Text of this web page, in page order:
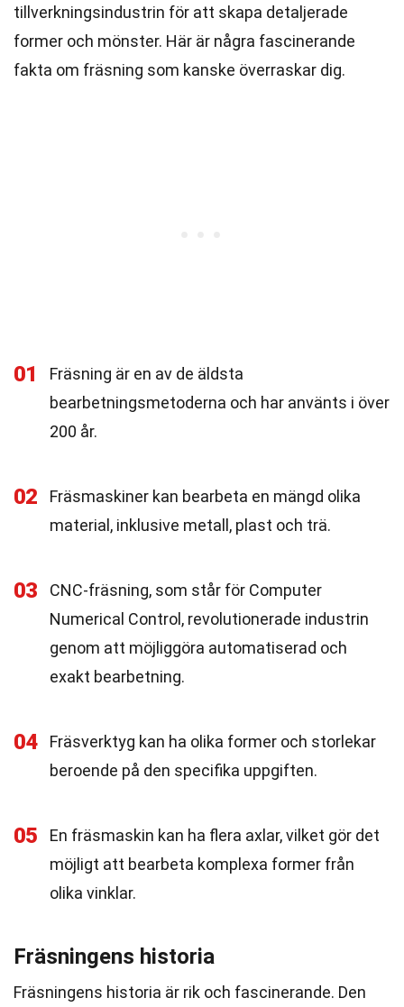
tillverkningsindustrin för att skapa detaljerade
former och mönster. Här är några fascinerande
fakta om fräsning som kanske överraskar dig.
01
Fräsning är en av de äldsta
bearbetningsmetoderna och har använts i över
200 år.
02
Fräsmaskiner kan bearbeta en mängd olika
material, inklusive metall, plast och trä.
03
CNC-fräsning, som står för Computer
Numerical Control, revolutionerade industrin
genom att möjliggöra automatiserad och
exakt bearbetning.
04
Fräsverktyg kan ha olika former och storlekar
beroende på den specifika uppgiften.
05
En fräsmaskin kan ha flera axlar, vilket gör det
möjligt att bearbeta komplexa former från
olika vinklar.
Fräsningens historia
Fräsningens historia är rik och fascinerande. Den